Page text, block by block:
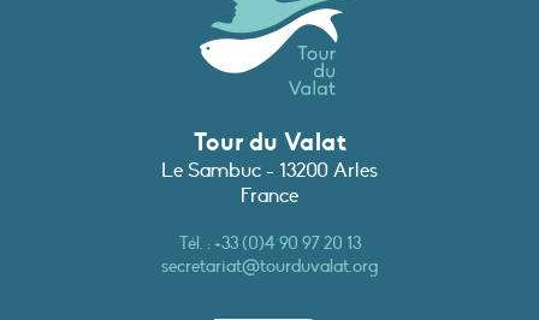
Tour du Valat
Le Sambuc - 13200 Arles
France
Tél. :+33 (0)4 90 97 20 13
secretariat@tourduvalat.org